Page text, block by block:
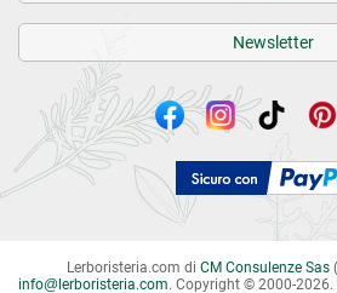
Newsletter
Lerboristeria.com di CM Consulenze Sas
info@ lerboristeria.com. Copyright © 2000-